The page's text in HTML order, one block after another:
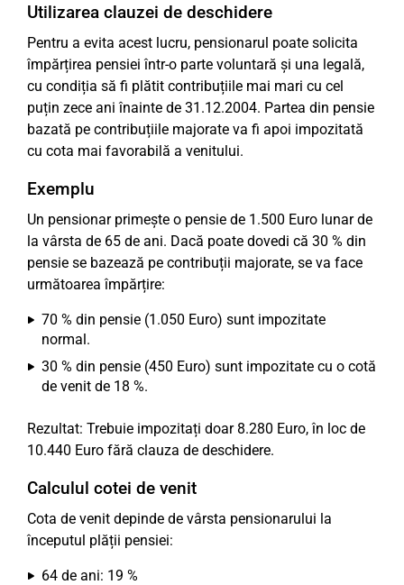
Utilizarea clauzei de deschidere
Pentru a evita acest lucru, pensionarul poate solicita
împărțirea pensiei într-o parte voluntară și una legală,
cu condiția să fi plătit contribuțiile mai mari cu cel
puțin zece ani înainte de 31.12.2004. Partea din pensie
bazată pe contribuțiile majorate va fi apoi impozitată
cu cota mai favorabilă a venitului.
Exemplu
Un pensionar primește o pensie de 1.500 Euro lunar de
la vârsta de 65 de ani. Dacă poate dovedi că 30 % din
pensie se bazează pe contribuții majorate, se va face
următoarea împărțire:
70 % din pensie (1.050 Euro) sunt impozitate
normal.
30 % din pensie (450 Euro) sunt impozitate cu o cotă
de venit de 18 %.
Rezultat: Trebuie impozitați doar 8.280 Euro, în loc de
10.440 Euro fără clauza de deschidere.
Calculul cotei de venit
Cota de venit depinde de vârsta pensionarului la
începutul plății pensiei:
64 de ani: 19 %